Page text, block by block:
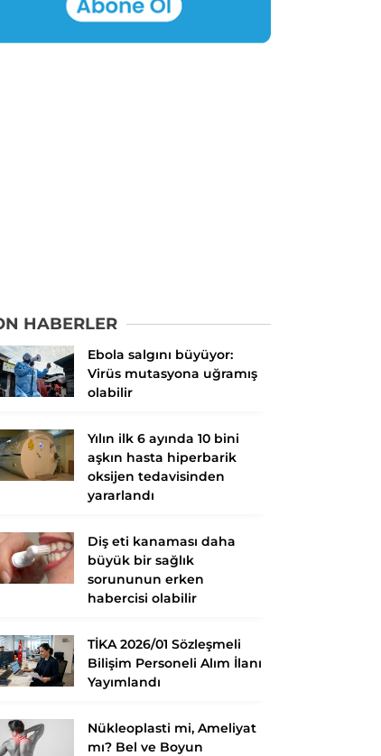
HABERLER
Ebola salgını büyüyor:
Virüs mutasyona uğramış
olabilir
Yılın ilk 6 ayında 10 bini
aşkın hasta hiperbarik
oksijen tedavisinden
yararlandı
Diş eti kanaması daha
büyük bir sağlık
sorununun erken
habercisi olabilir
TİKA 2026/01 Sözleşmeli
Bilişim Personeli Alım İlanı
Yayımlandı
Nükleoplasti mi, Ameliyat
mı? Bel ve Boyun